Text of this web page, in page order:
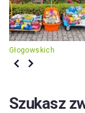
Głogowskich
Szukasz